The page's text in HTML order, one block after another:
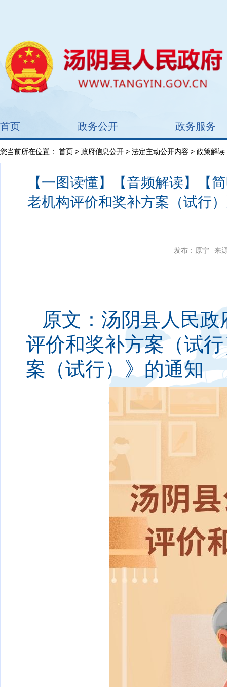
首页 政务公开 政务服务
您当前所在位置： 首页 > 政府信息公开 > 法定主动公开内容 > 政策解读
【一图读懂】【音频解读】【
老机构评价和奖补方案（试行
发布：原宁 来
原文：汤阴县人民
评价和奖补方案（试
案（试行）》的通知